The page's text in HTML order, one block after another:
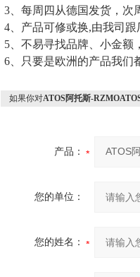
3、每周四从德国发货，次
4、产品可修或换,由我司跟
5、不易寻找品牌、小金额
6、只要是欧洲的产品我们
如果你对ATOS阿托斯-
产品：
您的单位：
您的姓名：